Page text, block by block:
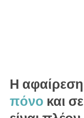
Η
πόνο και